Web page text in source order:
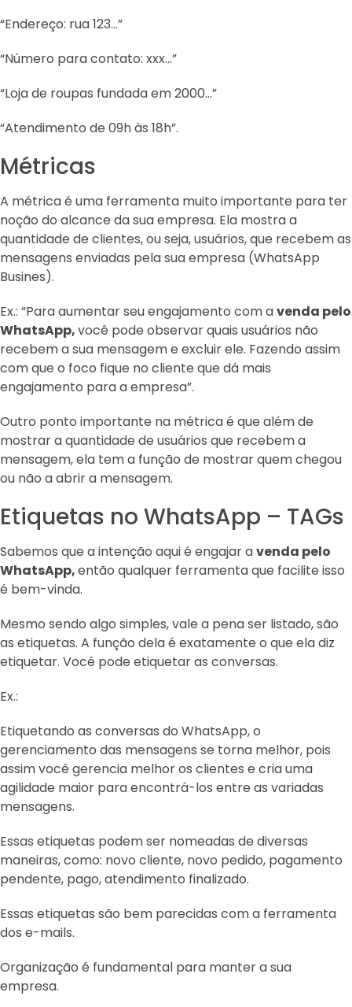
“Endereço: rua 123…”
“Número para contato: xxx…”
“Loja de roupas fundada em 2000…”
“Atendimento de 09h às 18h”.
Métricas
A métrica é uma ferramenta muito importante para ter
noção do alcance da sua empresa. Ela mostra a
quantidade de clientes, ou seja, usuários, que recebem as
mensagens enviadas pela sua empresa (WhatsApp
Busines).
Ex.: “Para aumentar seu engajamento com avenda pelo
WhatsApp,você pode observar quais usuários não
recebem a sua mensagem e excluir ele. Fazendo assim
com que o foco fique no cliente que dá mais
engajamento para a empresa”.
Outro ponto importante na métrica é que além de
mostrar a quantidade de usuários que recebem a
mensagem, ela tem a função de mostrar quem chegou
ou não a abrir a mensagem.
Etiquetas no WhatsApp – TAGs
Sabemos que a intenção aqui é engajar avenda pelo
WhatsApp,então qualquer ferramenta que facilite isso
é bem-vinda.
Mesmo sendo algo simples, vale a pena ser listado, são
as etiquetas. A função dela é exatamente o que ela diz
etiquetar. Você pode etiquetar as conversas.
Ex.:
Etiquetando as conversas do WhatsApp, o
gerenciamento das mensagens se torna melhor, pois
assim você gerencia melhor os clientes e cria uma
agilidade maior para encontrá-los entre as variadas
mensagens.
Essas etiquetas podem ser nomeadas de diversas
maneiras, como: novo cliente, novo pedido, pagamento
pendente, pago, atendimento finalizado.
Essas etiquetas são bem parecidas com a ferramenta
dos e-mails.
Organização é fundamental para manter a sua
empresa.